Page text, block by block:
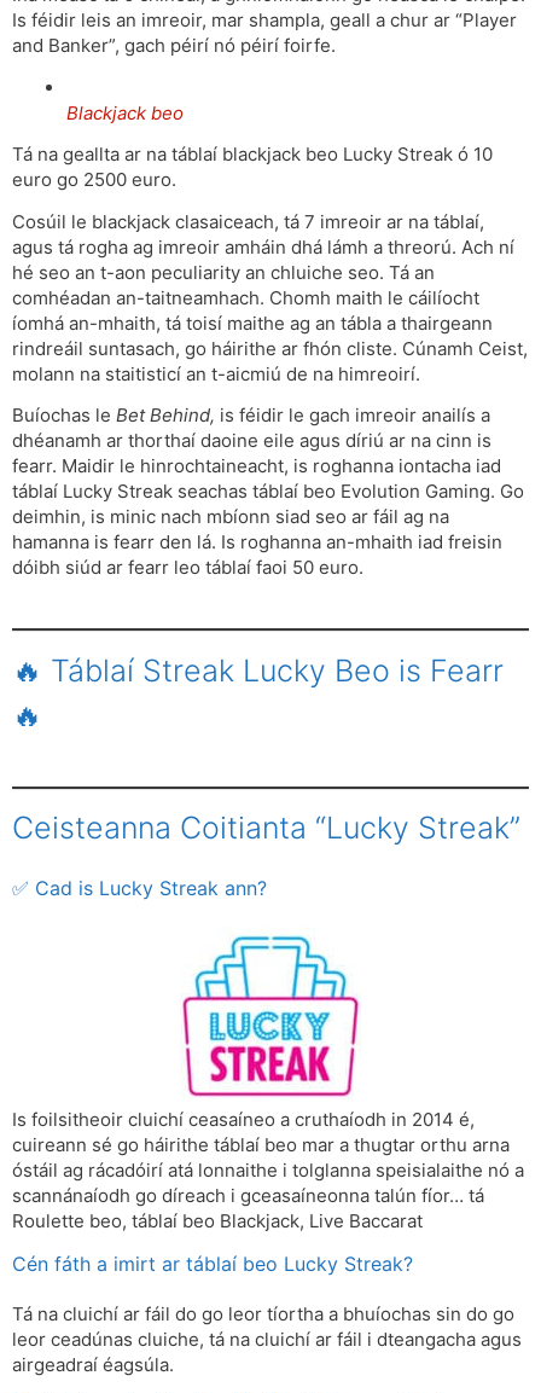
Is féidir leis an imreoir, mar shampla, geall a chur ar “Player
and Banker”, gach péirí nó péirí foirfe.
Blackjack beo
Tá na geallta ar na táblaí blackjack beo Lucky Streak ó 10
euro go 2500 euro.
Cosúil le blackjack clasaiceach, tá 7 imreoir ar na táblaí,
agus tá rogha ag imreoir amháin dhá lámh a threorú. Ach ní
hé seo an t-aon peculiarity an chluiche seo. Tá an
comhéadan an-taitneamhach. Chomh maith le cáilíocht
íomhá an-mhaith, tá toisí maithe ag an tábla a thairgeann
rindreáil suntasach, go háirithe ar fhón cliste. Cúnamh Ceist,
molann na staitisticí an t-aicmiú de na himreoirí.
Buíochas le Bet Behind, is féidir le gach imreoir anailís a
dhéanamh ar thorthaí daoine eile agus díriú ar na cinn is
fearr. Maidir le hinrochtaineacht, is roghanna iontacha iad
táblaí Lucky Streak seachas táblaí beo Evolution Gaming. Go
deimhin, is minic nach mbíonn siad seo ar fáil ag na
hamanna is fearr den lá. Is roghanna an-mhaith iad freisin
dóibh siúd ar fearr leo táblaí faoi 50 euro.
🔥 Táblaí Streak Lucky Beo is Fearr
🔥
Ceisteanna Coitianta “Lucky Streak”
✅ Cad is Lucky Streak ann?
Is foilsitheoir cluichí ceasaíneo a cruthaíodh in 2014 é,
cuireann sé go háirithe táblaí beo mar a thugtar orthu arna
óstáil ag rácadóirí atá lonnaithe i tolglanna speisialaithe nó a
scannánaíodh go díreach i gceasaíneonna talún fíor… tá
Roulette beo, táblaí beo Blackjack, Live Baccarat
Cén fáth a imirt ar táblaí beo Lucky Streak?
Tá na cluichí ar fáil do go leor tíortha a bhuíochas sin do go
leor ceadúnas cluiche, tá na cluichí ar fáil i dteangacha agus
airgeadraí éagsúla.